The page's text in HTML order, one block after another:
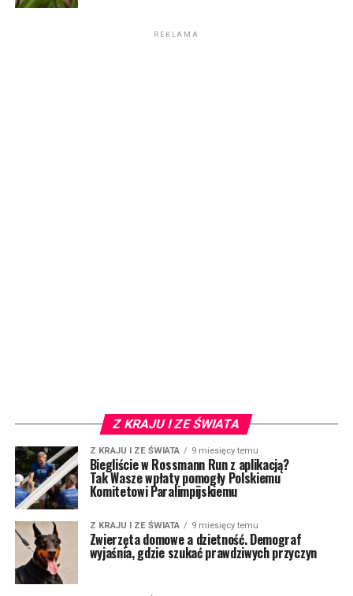
REKLAMA
Z KRAJU I ZE ŚWIATA
Z KRAJU I ZE ŚWIATA 9 miesięcy temu
Biegliście w Rossmann Run z aplikacją?
Tak Wasze wpłaty pomogły Polskiemu
Komitetowi Paralimpijskiemu
Z KRAJU I ZE ŚWIATA 9 miesięcy temu
Zwierzęta domowe a dzietność. Demograf
wyjaśnia, gdzie szukać prawdziwych przyczyn